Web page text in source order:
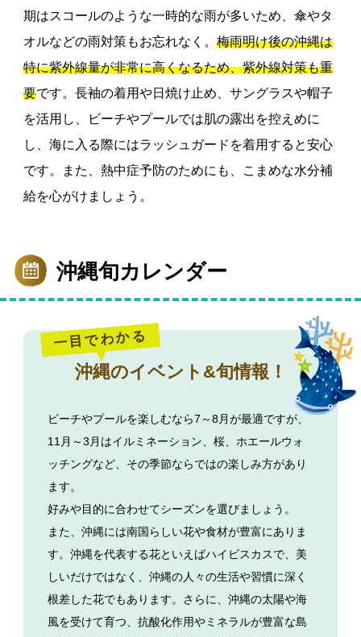
期はスコールのような一時的な雨が多いため、傘やタ
オルなどの雨対策もお忘れなく。梅雨明け後の沖縄は
特に紫外線量が非常に高くなるため、紫外線対策も重
要です。長袖の着用や日焼け止め、サングラスや帽子
を活用し、ビーチやプールでは肌の露出を控えめに
し、海に入る際にはラッシュガードを着用すると安心
です。また、熱中症予防のためにも、こまめな水分補
給を心がけましょう。
沖縄旬カレンダー
一目でわかる
沖縄のイベント&旬情報！
ビーチやプールを楽しむなら7～8月が最適ですが、
11月～3月はイルミネーション、桜、ホエールウォ
ッチングなど、その季節ならではの楽しみ方があり
ます。
好みや目的に合わせてシーズンを選びましょう。
また、沖縄には南国らしい花や食材が豊富にありま
す。 沖縄を代表する花といえばハイビスカスで、美
しいだけではなく、沖縄の人々の生活や習慣に深く
根差した花でもあります。さらに、沖縄の太陽や海
風を受けて育つ、抗酸化作用やミネラルが豊富な島